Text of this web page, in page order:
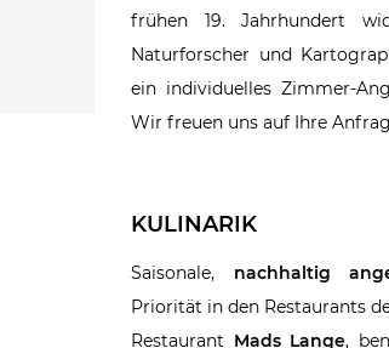
frühen 19. Jahrhundert
Naturforscher und
ein individuelles Zimmer-
Wir freuen uns auf Ihre
KULINARIK
Saisonale, nachhaltig
Priorität in den Restaurants
Restaurant Mads Lange,